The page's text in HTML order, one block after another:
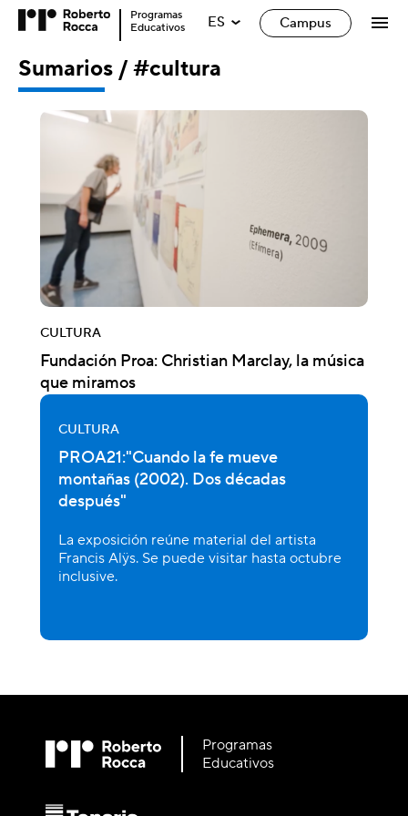
Programas
Educativos
ES Campus
Sumarios / #cultura
CULTURA
Fundación Proa: Christian Marclay, la música
que miramos
CULTURA
PROA21:"Cuando la fe mueve
montañas (2002). Dos décadas
después"
La exposición reúne material del artista
Francis Alÿs. Se puede visitar hasta octubre
inclusive.
Programas
Educativos